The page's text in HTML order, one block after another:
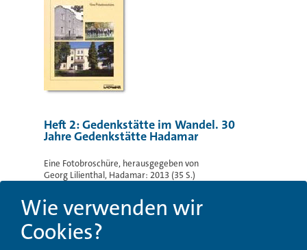
Heft 2: Gedenkstätte im Wandel. 30
Jahre Gedenkstätte Hadamar
Eine Fotobroschüre, herausgegeben von
Georg Lilienthal, Hadamar: 2013 (35 S.)
ZUR GESCHICHTE DER
KRANKENFÜRSORGE IN HESSEN
Wie verwenden wir
Cookies?